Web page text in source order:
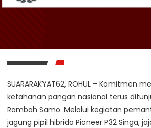
SUARARAKYAT62, ROHUL – Komitmen
ketahanan pangan nasional terus
Rambah Samo. Melalui kegiatan
jagung pipil hibrida Pioneer P32 Singa,